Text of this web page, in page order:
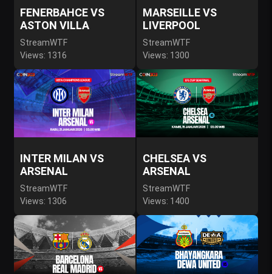
FENERBAHCE VS
ASTON VILLA
StreamWTF
Views: 1316
MARSEILLE VS
LIVERPOOL
StreamWTF
Views: 1300
INTER MILAN VS
ARSENAL
StreamWTF
Views: 1306
CHELSEA VS
ARSENAL
StreamWTF
Views: 1400